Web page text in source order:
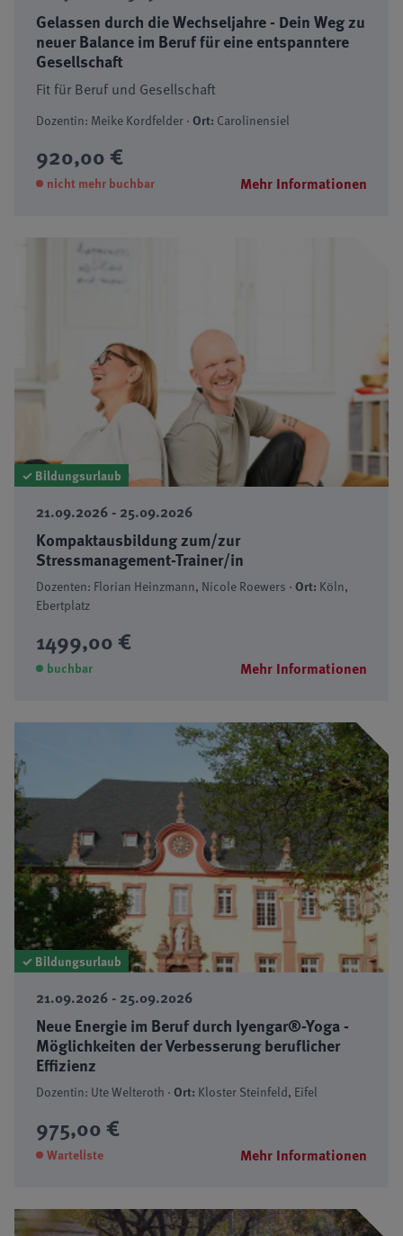
Gelassen durch die Wechseljahre - Dein Weg zu
neuer Balance im Beruf für eine entspanntere
Gesellschaft
Fit für Beruf und Gesellschaft
Dozentin: Meike Kordfelder ·Ort: Carolinensiel
920,00 €
nicht mehr buchbar Mehr Informationen
✓ Bildungsurlaub
21.09.2026 - 25.09.2026
Kompaktausbildung zum/zur
Stressmanagement-Trainer/in
Dozenten: Florian Heinzmann, Nicole Roewers ·Ort: Köln,
Ebertplatz
1499,00 €
buchbar Mehr Informationen
✓ Bildungsurlaub
21.09.2026 - 25.09.2026
Neue Energie im Beruf durch Iyengar®-Yoga -
Möglichkeiten der Verbesserung beruflicher
Effizienz
Dozentin: Ute Welteroth ·Ort: Kloster Steinfeld, Eifel
975,00 €
Warteliste Mehr Informationen